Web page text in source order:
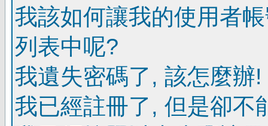
我該如何讓我的使用者
列表中呢?
我遺失密碼了, 該怎麼辦!
我已經註冊了, 但是卻不